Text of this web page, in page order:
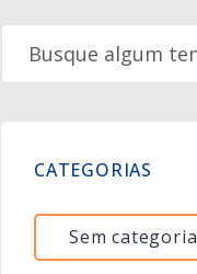
CATEGORIAS
Sem categoria